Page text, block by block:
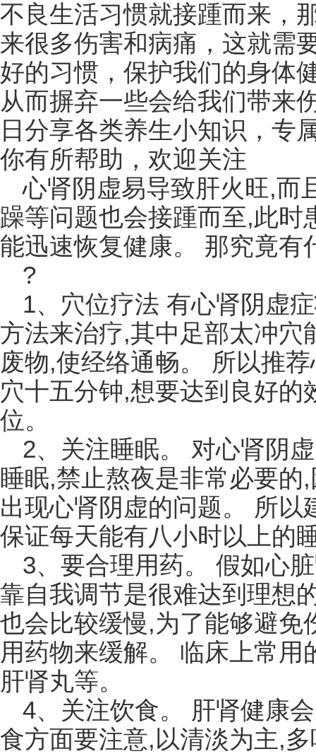
不良生活习惯就接踵而来，
来很多伤害和病痛，这就需
好的习惯，保护我们的身体
从而摒弃一些会给我们带来
日分享各类养生小知识，专
你有所帮助，欢迎关注
心肾阴虚易导致肝火旺,而
躁等问题也会接踵而至,此
能迅速恢复健康。 那究竟有
?
1、穴位疗法 有心肾阴虚
方法来治疗,其中足部太冲穴
废物,使经络通畅。 所以推
穴十五分钟,想要达到良好
位。
2、关注睡眠。 对心肾阴
睡眠,禁止熬夜是非常必要
出现心肾阴虚的问题。 所
保证每天能有八小时以上的
3、要合理用药。 假如心
靠自我调节是很难达到理想
也会比较缓慢,为了能够避免
用药物来缓解。 临床上常
肝肾丸等。
4、关注饮食。 肝肾健康
食方面要注意,以清淡为主,